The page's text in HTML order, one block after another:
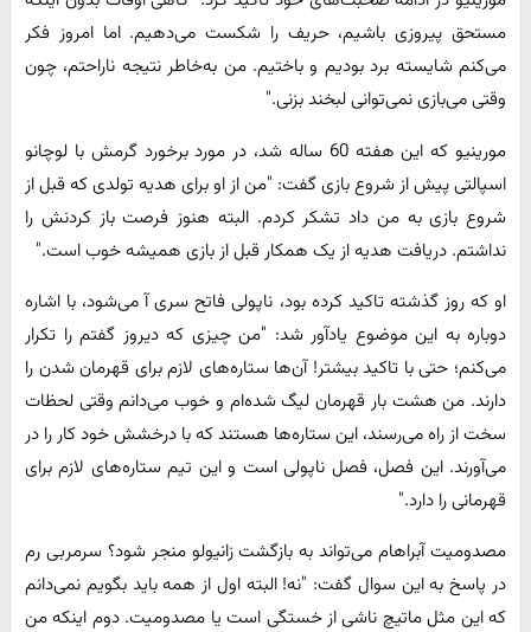
مستحق پیروزی باشیم، حریف را شکست می‌دهیم. اما امروز فکر
می‌کنم شایسته برد بودیم و باختیم. من به‌خاطر نتیجه ناراحتم، چون
وقتی می‌بازی نمی‌توانی لبخند بزنی."
مورینیو که این هفته 60 ساله شد، در مورد برخورد گرمش با لوچانو
اسپالتی پیش از شروع بازی گفت: "من از او برای هدیه تولدی که قبل از
شروع بازی به من داد تشکر کردم. البته هنوز فرصت باز کردنش را
نداشتم. دریافت هدیه از یک همکار قبل از بازی همیشه خوب است."
او که روز گذشته تاکید کرده بود، ناپولی فاتح سری آ می‌شود، با اشاره
دوباره به این موضوع یادآور شد: "من چیزی که دیروز گفتم را تکرار
می‌کنم؛ حتی با تاکید بیشتر! آن‌ها ستاره‌های لازم برای قهرمان شدن را
دارند. من هشت بار قهرمان لیگ شده‌ام و خوب می‌دانم وقتی لحظات
سخت از راه می‌رسند، این ستاره‌ها هستند که با درخشش خود کار را در
می‌آورند. این فصل، فصل ناپولی است و این تیم ستاره‌های لازم برای
قهرمانی را دارد."
مصدومیت آبراهام می‌تواند به بازگشت زانیولو منجر شود؟ سرمربی رم
در پاسخ به این سوال گفت: "نه! البته اول از همه باید بگویم نمی‌دانم
که این مثل ماتیچ ناشی از خستگی است یا مصدومیت. دوم اینکه من